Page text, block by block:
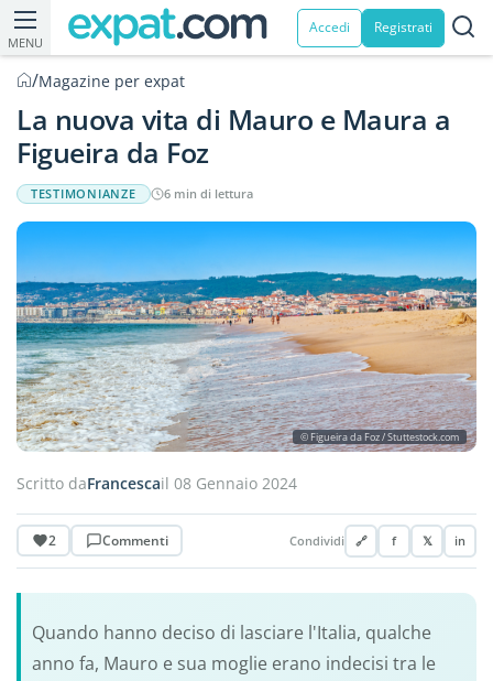
MENU
Accedi Registrati
/Magazine per expat
La nuova vita di Mauro e Maura a
Figueira da Foz
TESTIMONIANZE 6 min di lettura
© Figueira da Foz / Stuttestock.com
Scritto daFrancescail 08 Gennaio 2024
2 Commenti Condividi 🔗 f 𝕏 in
Quando hanno deciso di lasciare l'Italia, qualche
anno fa, Mauro e sua moglie erano indecisi tra le